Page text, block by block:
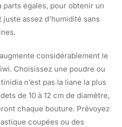
parts égales, pour obtenir un
assez d’humidité sans
considérablement le
Choisissez une poudre ou
n’est pas la liane la plus
de 10 à 12 cm de diamètre,
chaque bouture. Prévoyez
coupées ou des